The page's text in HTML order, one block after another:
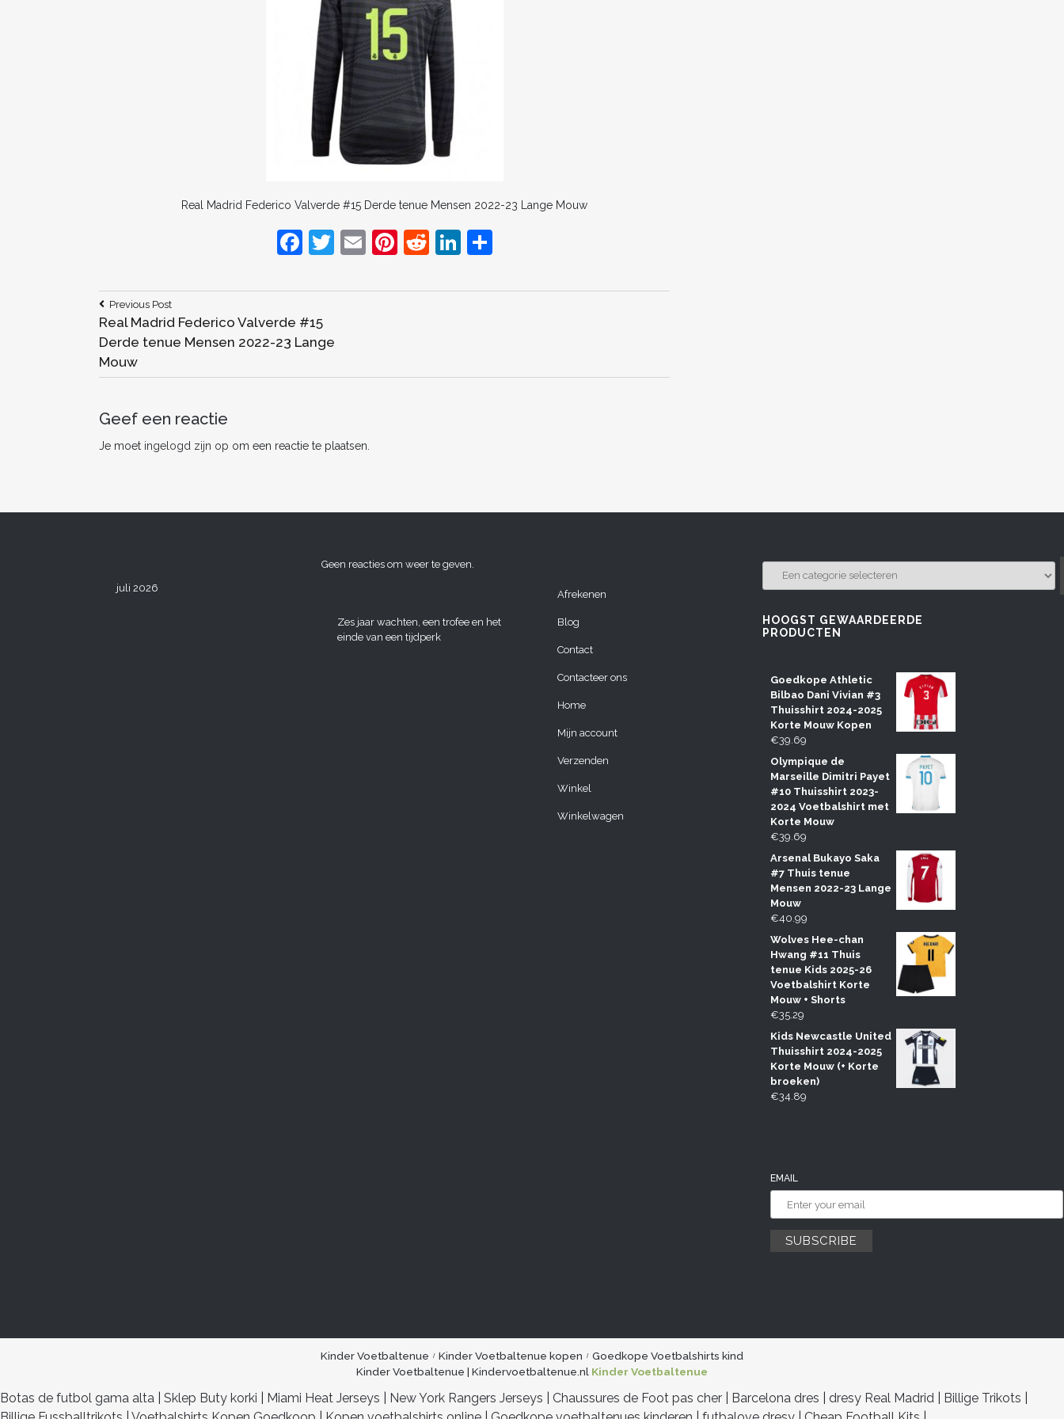
Real Madrid Federico Valverde #15 Derde tenue Mensen 2022-23 Lange Mouw
F
c
e
b
T
itt
E
ai
Pi
er
R
d
Li
k e
Bericht
navigatie
Previous PostPrevious
Post:
Real Madrid Federico Valverde #15
Derde tenue Mensen 2022-23 Lange
Mouw
Geef een reactie
Je moet ingelogd zijn op om een reactie te plaatsen.
juli 2026
Geen reacties om weer te geven.
Zes jaar wachten, een trofee en het
einde van een tijdperk
Afrekenen
Blog
Contact
Contacteer ons
Home
Mijn account
Verzenden
Winkel
Winkelwagen
EEN
CATEGORIE
SELECTEREN
HOOGST GEWAARDEERDE
PRODUCTEN
Goedkope Athletic
Bilbao Dani Vivian #3
Thuisshirt 2024-2025
Korte Mouw Kopen
€39.69
Olympique de
Marseille Dimitri Payet
#10 Thuisshirt 2023-
2024 Voetbalshirt met
Korte Mouw
€39.69
Arsenal Bukayo Saka
#7 Thuis tenue
Mensen 2022-23 Lange
Mouw
€40.99
Wolves Hee-chan
Hwang #11 Thuis
tenue Kids 2025-26
Voetbalshirt Korte
Mouw + Shorts
€35.29
Kids Newcastle United
Thuisshirt 2024-2025
Korte Mouw (+ Korte
broeken)
€34.89
EMAIL
Kinder Voetbaltenue Kinder Voetbaltenue kopen
Goedkope Voetbalshirts kind
Kinder Voetbaltenue | Kindervoetbaltenue.nl Kinder Voetbaltenue
Botas de futbol gama alta Sklep Buty korki Miami Heat Jerseys New York Rangers Jerseys Chaussures de Foot pas cher Barcelona dres dresy Real Madrid Billige Trikots